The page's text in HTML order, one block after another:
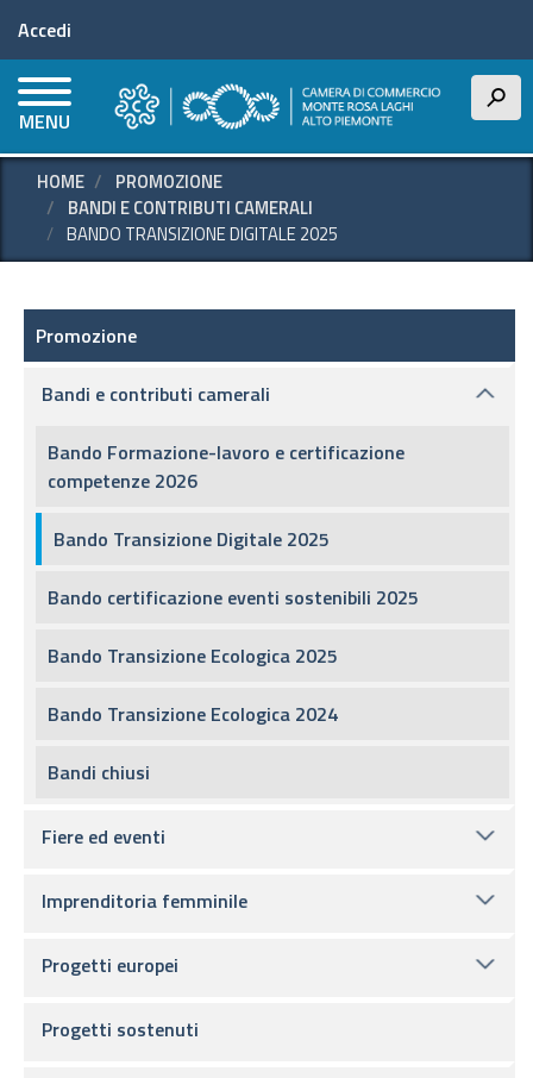
principale
Menu profilo utente
Accedi
MENU
h
HOME
PROMOZIONE
BANDI E CONTRIBUTI CAMERALI
BANDO TRANSIZIONE DIGITALE 2025
Promozione e supporto
Promozione
Bandi e contributi camerali
Bando Formazione-lavoro e certificazione
competenze 2026
Bando Transizione Digitale 2025
Bando certificazione eventi sostenibili 2025
Bando Transizione Ecologica 2025
Bando Transizione Ecologica 2024
Bandi chiusi
Fiere ed eventi
Imprenditoria femminile
Progetti europei
Progetti sostenuti